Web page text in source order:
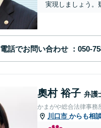
実現しましょう。
電話でお問い合わせ
奧村 裕子 弁護
かまがや総合法律事務
川口市 からも相